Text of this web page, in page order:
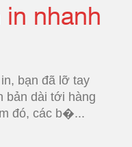
in nhanh
bạn đã lỡ tay
bản dài tới hàng
đó, các b�...